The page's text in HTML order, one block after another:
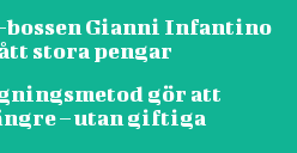
Gianni Infantino
stora pengar
gör att
– utan giftiga